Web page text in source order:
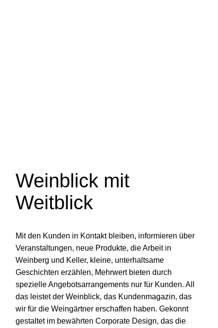
Weinblick mit
Weitblick
Mit den Kunden in Kontakt bleiben, informieren über
Veranstaltungen, neue Produkte, die Arbeit in
Weinberg und Keller, kleine, unterhaltsame
Geschichten erzählen, Mehrwert bieten durch
spezielle Angebotsarrangements nur für Kunden. All
das leistet der Weinblick, das Kundenmagazin, das
wir für die Weingärtner erschaffen haben. Gekonnt
gestaltet im bewährten Corporate Design, das die